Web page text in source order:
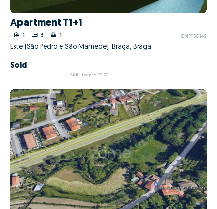
Apartment T1+1
3 ZMPT561149
Este (São Pedro e São Mamede), Braga, Braga
Sold
AMI License 17432